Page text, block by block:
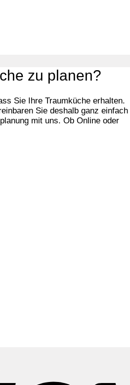
zu planen?
Sie Ihre Traumküche erhalten.
Sie deshalb ganz einfach
mit uns. Ob Online oder